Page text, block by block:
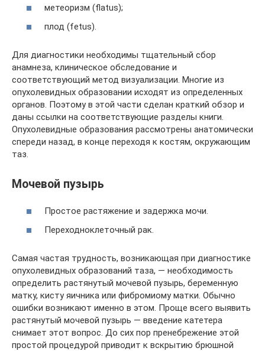
метеоризм (flatus);
плод (fetus).
Для диагностики необходимы тщательный сбор
анамнеза, клиническое обследование и
соответствующий метод визуализации. Многие из
опухолевидных образовании исходят из определенных
органов. Поэтому в этой части сделан краткий обзор и
даны ссылки на соответствующие разделы книги.
Опухолевидные образования рассмотрены анатомически
спереди назад, в конце переходя к костям, окружающим
таз.
Мочевой пузырь
Простое растяжение и задержка мочи.
Переходноклеточный рак.
Самая частая трудность, возникающая при диагностике
опухолевидных образований таза, — необходимость
определить растянутый мочевой пузырь, беременную
матку, кисту яичника или фибромиому матки. Обычно
ошибки возникают именно в этом. Проще всего выявить
растянутый мочевой пузырь — введение катетера
снимает этот вопрос. До сих пор пренебрежение этой
простой процедурой приводит к вскрытию брюшной